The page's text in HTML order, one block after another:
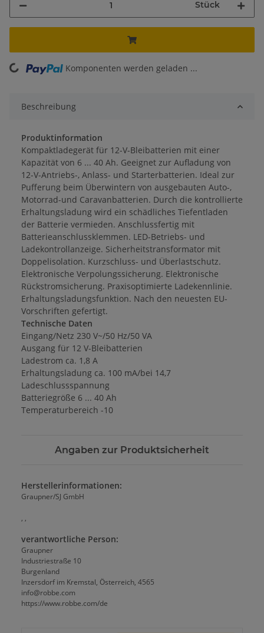
Stück
Komponenten werden geladen ...
Beschreibung
Produktinformation
Kompaktladegerät für 12-V-Bleibatterien mit einer
Kapazität von 6 ... 40 Ah. Geeignet zur Aufladung von
12-V-Antriebs-, Anlass- und Starterbatterien. Ideal zur
Pufferung beim Überwintern von ausgebauten Auto-,
Motorrad-und Caravanbatterien. Durch die kontrollierte
Erhaltungsladung wird ein schädliches Tiefentladen
der Batterie vermieden. Anschlussfertig mit
Batterieanschlussklemmen. LED-Betriebs- und
Ladekontrollanzeige. Sicherheitstransformator mit
Doppelisolation. Kurzschluss- und Überlastschutz.
Elektronische Verpolungssicherung. Elektronische
Rückstromsicherung. Praxisoptimierte Ladekennlinie.
Erhaltungsladungsfunktion. Nach den neuesten EU-
Vorschriften gefertigt.
Technische Daten
Eingang/Netz 230 V~/50 Hz/50 VA
Ausgang für 12 V-Bleibatterien
Ladestrom ca. 1,8 A
Erhaltungsladung ca. 100 mA/bei 14,7
Ladeschlussspannung
Batteriegröße 6 ... 40 Ah
Temperaturbereich -10
Angaben zur Produktsicherheit
Herstellerinformationen:
Graupner/SJ GmbH
, ,
verantwortliche Person:
Graupner
Industriestraße 10
Burgenland
Inzersdorf im Kremstal, Österreich, 4565
info@robbe.com
https://www.robbe.com/de